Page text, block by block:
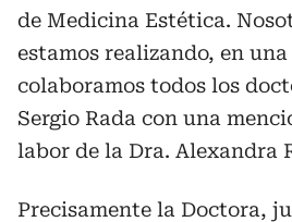
de Medicina Estética.
estamos realizando, en
colaboramos todos los
Sergio Rada con una
labor de la Dra. Alexandra
Precisamente la Doctora,